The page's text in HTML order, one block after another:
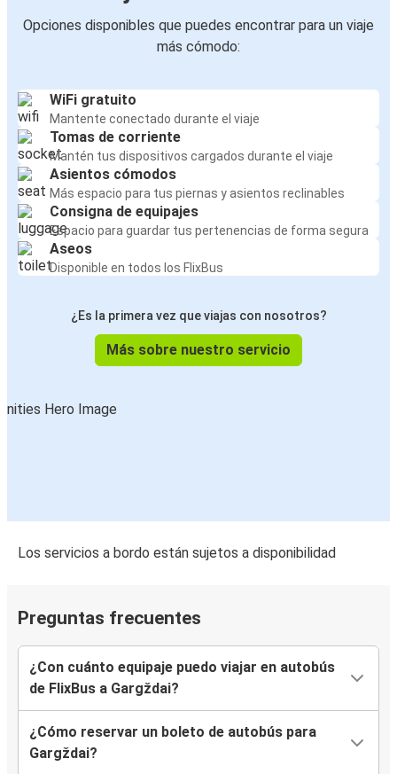
Opciones disponibles que puedes encontrar para un viaje
más cómodo:
WiFi gratuito
Mantente conectado durante el viaje
Tomas de corriente
Mantén tus dispositivos cargados durante el viaje
Asientos cómodos
Más espacio para tus piernas y asientos reclinables
Consigna de equipajes
Espacio para guardar tus pertenencias de forma segura
Aseos
Disponible en todos los FlixBus
¿Es la primera vez que viajas con nosotros?
Más sobre nuestro servicio
Los servicios a bordo están sujetos a disponibilidad
Preguntas frecuentes
¿Con cuánto equipaje puedo viajar en autobús
de FlixBus a Gargždai?
¿Cómo reservar un boleto de autobús para
Gargždai?